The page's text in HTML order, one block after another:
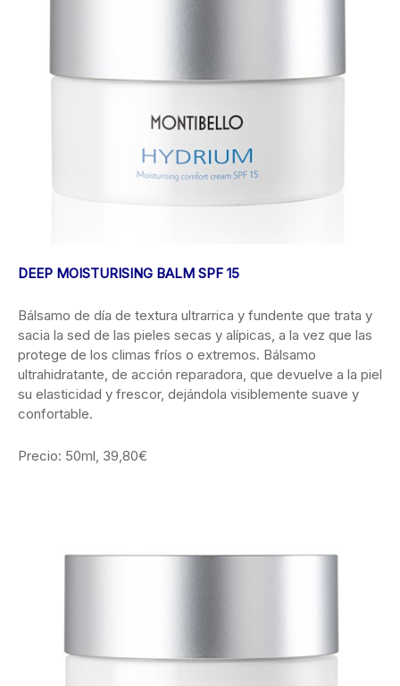
DEEP MOISTURISING BALM SPF 15
Bálsamo de día de textura ultrarrica y fundente que trata y
sacia la sed de las pieles secas y alípicas, a la vez que las
protege de los climas fríos o extremos. Bálsamo
ultrahidratante, de acción reparadora, que devuelve a la piel
su elasticidad y frescor, dejándola visiblemente suave y
confortable.
Precio: 50ml, 39,80€